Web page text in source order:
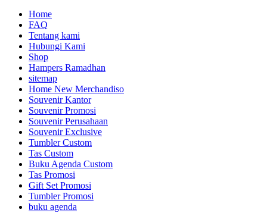
Home
FAQ
Tentang kami
Hubungi Kami
Shop
Hampers Ramadhan
sitemap
Home New Merchandiso
Souvenir Kantor
Souvenir Promosi
Souvenir Perusahaan
Souvenir Exclusive
Tumbler Custom
Tas Custom
Buku Agenda Custom
Tas Promosi
Gift Set Promosi
Tumbler Promosi
buku agenda